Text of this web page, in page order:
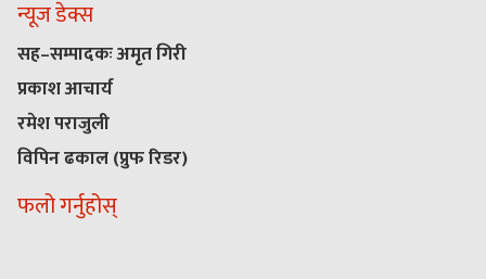
न्यूज डेक्स
सह–सम्पादकः अमृत गिरी
प्रकाश आचार्य
रमेश पराजुली
विपिन ढकाल (प्रुफ रिडर)
फलो गर्नुहोस्